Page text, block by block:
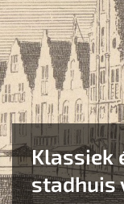
Klassiek
stadhuis